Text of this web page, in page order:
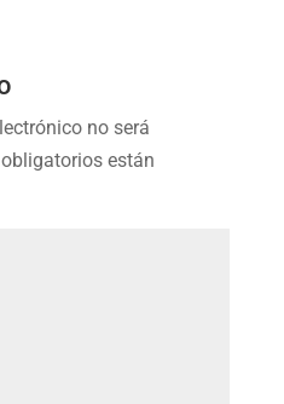
no será
están